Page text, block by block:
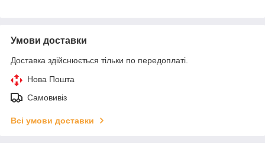
Умови доставки
Доставка здійснюється тільки по передоплаті.
Нова Пошта
Самовивіз
Всі умови доставки